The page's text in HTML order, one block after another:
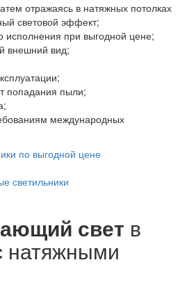
отражаясь в натяжных потолках
световой эффект;
исполнения при выгодной цене;
внешний вид;
попадания пыли;
международных
свет в
натяжными